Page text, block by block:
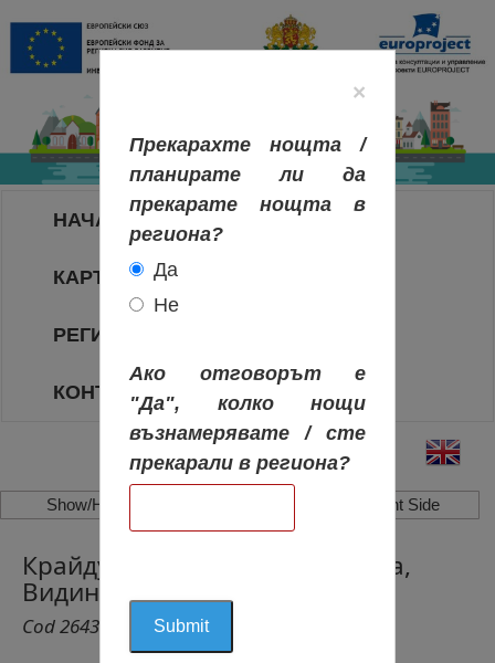
НАЧАЛО
КАРТА НА РЕГИОНИТЕ
РЕГИОНИ
КОНТАКТИ
Show/Hide Left Side Show/Hide Right Side
Крайдунавска Градска Градина,
Видин
Cod 2643
×
Прекарахте нощта /
планирате ли да
прекарате нощта в
региона?
Да
Не
Ако отговорът е
"Да", колко нощи
възнамерявате / сте
прекарали в региона?